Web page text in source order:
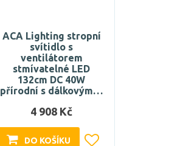
ACA Lighting stropní
svítidlo s
ventilátorem
stmívatelné LED
132cm DC 40W
přírodní s dálkovým…
4 908 Kč
DO KOŠÍKU